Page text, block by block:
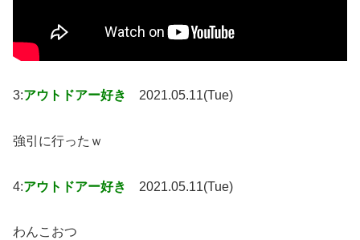
3:アウトドアー好き 2021.05.11(Tue)
強引に行ったｗ
4:アウトドアー好き 2021.05.11(Tue)
わんこおつ